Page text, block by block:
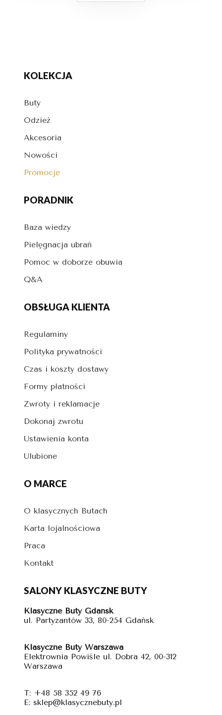
KOLEKCJA
Buty
Odzież
Akcesoria
Nowości
Promocje
PORADNIK
Baza wiedzy
Pielęgnacja ubrań
Pomoc w doborze obuwia
Q&A
OBSŁUGA KLIENTA
Regulaminy
Polityka prywatności
Czas i koszty dostawy
Formy płatności
Zwroty i reklamacje
Dokonaj zwrotu
Ustawienia konta
Ulubione
O MARCE
O klasycznych Butach
Karta lojalnościowa
Praca
Kontakt
SALONY KLASYCZNE BUTY
Klasyczne Buty Gdańsk
ul. Partyzantów 33, 80-254 Gdańsk
Klasyczne Buty Warszawa
Elektrownia Powiśle ul. Dobra 42, 00-312
Warszawa
T: +48 58 352 49 76
E: sklep@klasycznebuty.pl